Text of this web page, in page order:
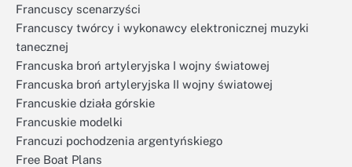
Francuscy scenarzyści
Francuscy twórcy i wykonawcy elektronicznej muzyki
tanecznej
Francuska broń artyleryjska I wojny światowej
Francuska broń artyleryjska II wojny światowej
Francuskie działa górskie
Francuskie modelki
Francuzi pochodzenia argentyńskiego
Free Boat Plans